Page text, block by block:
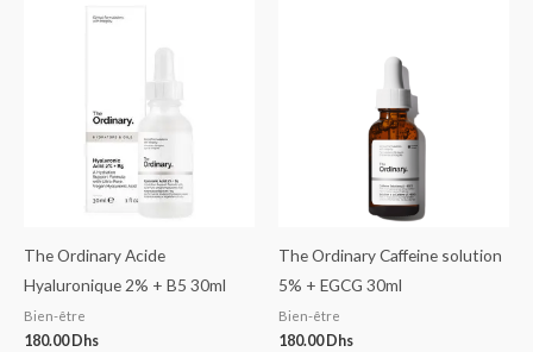
The Ordinary Acide
Hyaluronique 2% + B5 30ml
Bien-être
180.00 Dhs
The Ordinary Caffeine solution
5% + EGCG 30ml
Bien-être
180.00 Dhs